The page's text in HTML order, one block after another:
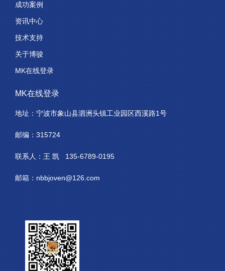
成功案例
资讯中心
技术支持
关于博骏
MK在线登录
MK在线登录
地址：宁波市象山县泗洲头镇工业园区西溪路1号
邮编：315724
联系人：王 凯 135-6789-0195
邮箱：nbbjoven@126.com